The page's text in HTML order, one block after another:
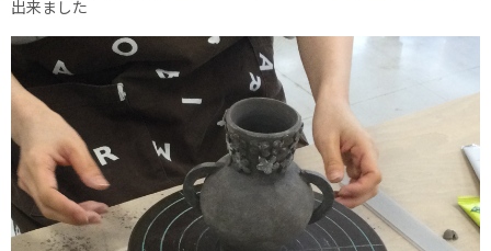
出来ました